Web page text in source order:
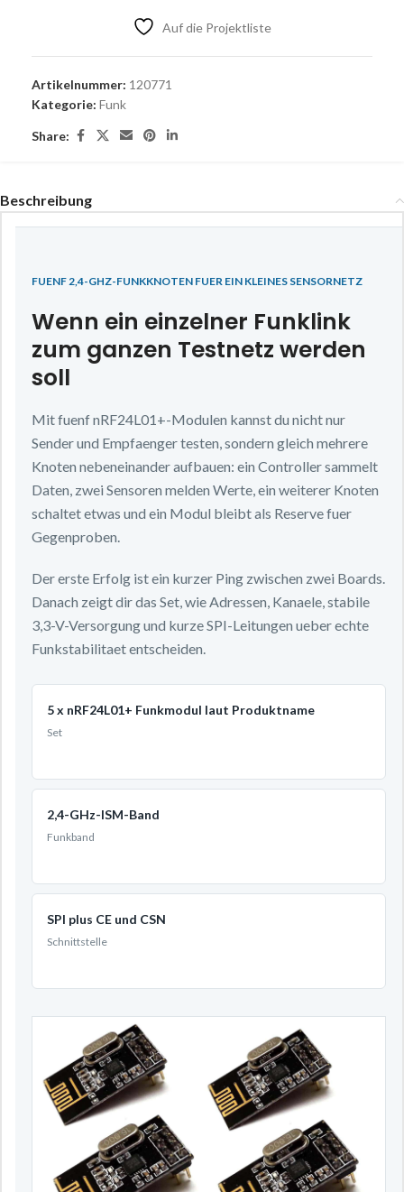
Auf die Projektliste
Artikelnummer: 120771
Kategorie: Funk
Share:
Beschreibung
FUENF 2,4-GHZ-FUNKKNOTEN FUER EIN KLEINES SENSORNETZ
Wenn ein einzelner Funklink
zum ganzen Testnetz werden
soll
Mit fuenf nRF24L01+-Modulen kannst du nicht nur
Sender und Empfaenger testen, sondern gleich mehrere
Knoten nebeneinander aufbauen: ein Controller sammelt
Daten, zwei Sensoren melden Werte, ein weiterer Knoten
schaltet etwas und ein Modul bleibt als Reserve fuer
Gegenproben.
Der erste Erfolg ist ein kurzer Ping zwischen zwei Boards.
Danach zeigt dir das Set, wie Adressen, Kanaele, stabile
3,3-V-Versorgung und kurze SPI-Leitungen ueber echte
Funkstabilitaet entscheiden.
5 x nRF24L01+ Funkmodul laut Produktname
Set
2,4-GHz-ISM-Band
Funkband
SPI plus CE und CSN
Schnittstelle